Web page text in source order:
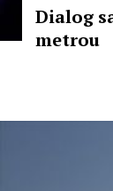
Dialog
metrou